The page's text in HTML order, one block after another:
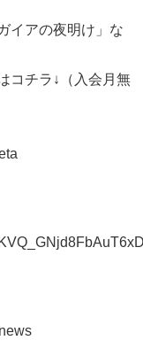
イアの夜明け」な
コチラ↓（入会月無